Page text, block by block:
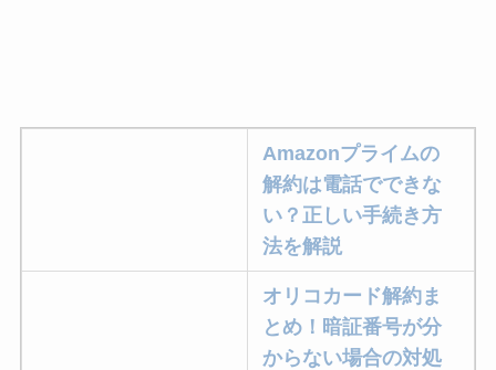
Amazonプライムの
解約は電話でできな
い？正しい手続き方
法を解説
オリコカード解約ま
とめ！暗証番号が分
からない場合の対処